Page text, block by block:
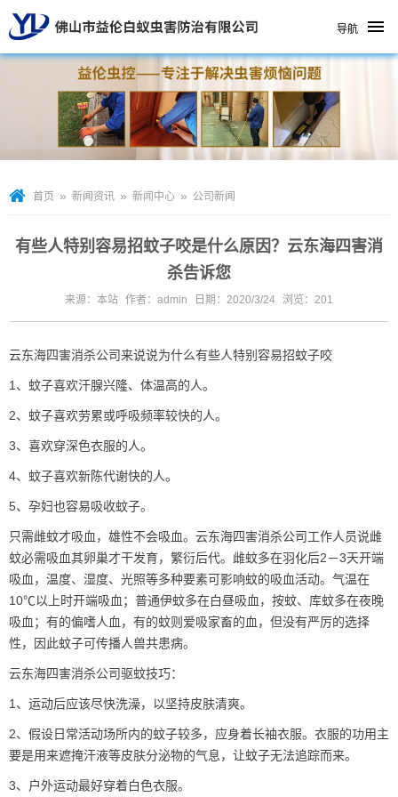
导航
首页 » 新闻资讯 » 新闻中心 » 公司新闻
有些人特别容易招蚊子咬是什么原因？云东海四害消
杀告诉您
来源：本站 作者：admin 日期：2020/3/24 浏览： 201
云东海四害消杀公司来说说为什么有些人特别容易招蚊子咬
1、蚊子喜欢汗腺兴隆、体温高的人。
2、蚊子喜欢劳累或呼吸频率较快的人。
3、喜欢穿深色衣服的人。
4、蚊子喜欢新陈代谢快的人。
5、孕妇也容易吸收蚊子。
只需雌蚊才吸血，雄性不会吸血。云东海四害消杀公司工作人员说雌
蚊必需吸血其卵巢才干发育，繁衍后代。雌蚊多在羽化后2－3天开端
吸血，温度、湿度、光照等多种要素可影响蚊的吸血活动。气温在
10℃以上时开端吸血；普通伊蚊多在白昼吸血，按蚊、库蚊多在夜晚
吸血；有的偏嗜人血，有的蚊则爱吸家畜的血，但没有严厉的选择
性，因此蚊子可传播人兽共患病。
云东海四害消杀公司驱蚊技巧：
1、运动后应该尽快洗澡，以坚持皮肤清爽。
2、假设日常活动场所内的蚊子较多，应身着长袖衣服。衣服的功用主
要是用来遮掩汗液等皮肤分泌物的气息，让蚊子无法追踪而来。
3、户外运动最好穿着白色衣服。